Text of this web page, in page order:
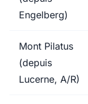
Engelberg)
Mont Pilatus
(depuis
Lucerne, A/R)